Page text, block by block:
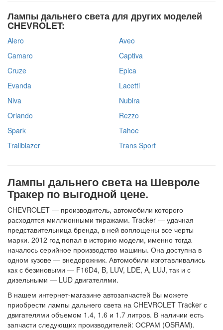
Лампы дальнего света для других моделей
CHEVROLET:
Alero
Aveo
Camaro
Captiva
Cruze
Epica
Evanda
Lacetti
Niva
Nubira
Orlando
Rezzo
Spark
Tahoe
Trailblazer
Trans Sport
Лампы дальнего света на Шевроле
Тракер по выгодной цене.
CHEVROLET — производитель, автомобили которого
расходятся миллионными тиражами. Tracker — удачная
представительница бренда, в ней воплощены все черты
марки. 2012 год попал в историю модели, именно тогда
началось серийное производство машины. Она доступна в
одном кузове — внедорожник. Автомобили изготавливались
как с безиновыми — F16D4, B, LUV, LDE, A, LUJ, так и с
дизельными — LUD двигателями.
В нашем интернет-магазине автозапчастей Вы можете
приобрести лампы дальнего света на CHEVROLET Tracker с
двигателями объемом 1.4, 1.6 и 1.7 литров. В наличии есть
запчасти следующих производителей: ОСРАМ (OSRAM).